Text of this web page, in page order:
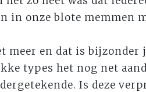
in onze blote memmen
meer en dat is bijzonder
types het nog net
Is deze